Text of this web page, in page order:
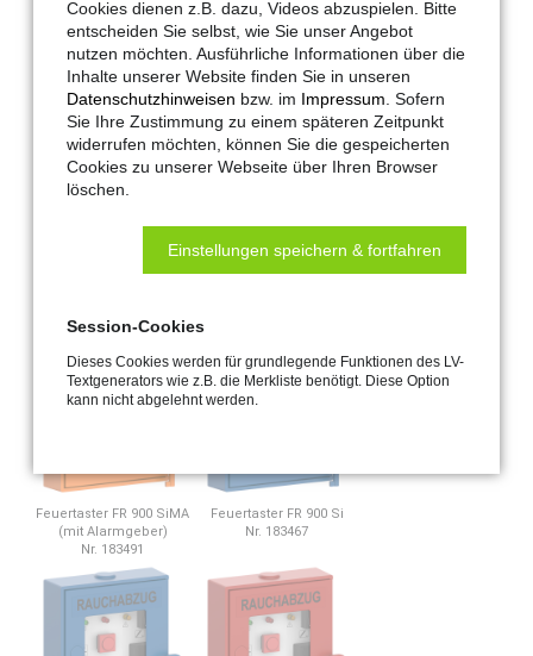
Zubehörartikel
Ähnliche Produkte
Feuertaster FR 900 SiMA
(mit Alarmgeber)
Nr. 183491
Feuertaster FR 900 Si
Nr. 183467
Cookies dienen z.B. dazu, Videos abzuspielen. Bitte
entscheiden Sie selbst, wie Sie unser Angebot
nutzen möchten. Ausführliche Informationen über die
Inhalte unserer Website finden Sie in unseren
Datenschutzhinweisen bzw. im Impressum . Sofern
Sie Ihre Zustimmung zu einem späteren Zeitpunkt
widerrufen möchten, können Sie die gespeicherten
Cookies zu unserer Webseite über Ihren Browser
löschen.
Einstellungen speichern & fortfahren
Session-Cookies
Dieses Cookies werden für grundlegende Funktionen des LV-
Textgenerators wie z.B. die Merkliste benötigt. Diese Option
kann nicht abgelehnt werden.